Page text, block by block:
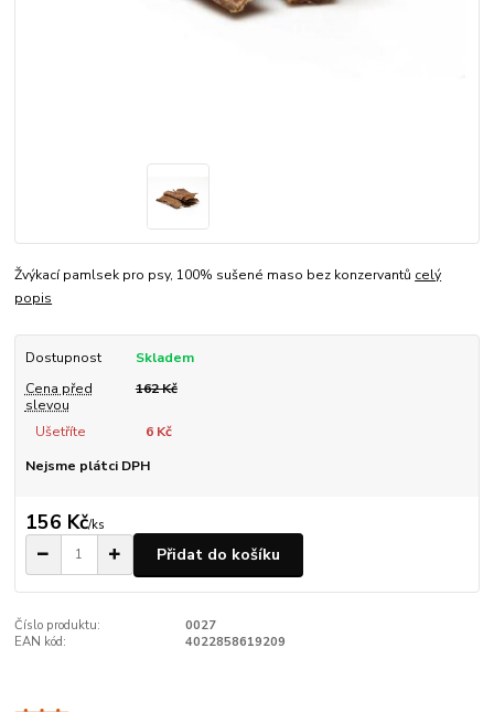
Žvýkací pamlsek pro psy, 100% sušené maso bez konzervantů celý
popis
Dostupnost
Skladem
Cena před
slevou
162 Kč
Ušetříte
6 Kč
Nejsme plátci DPH
156 Kč/ks
Přidat do košíku
Číslo produktu:
0027
EAN kód:
4022858619209